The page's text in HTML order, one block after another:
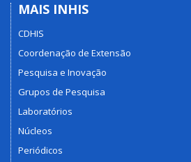
MAIS INHIS
CDHIS
Coordenação de Extensão
Pesquisa e Inovação
Grupos de Pesquisa
Laboratórios
Núcleos
Periódicos